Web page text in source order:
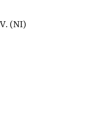
(NI)